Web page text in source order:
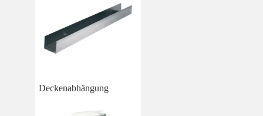
Deckenabhängung